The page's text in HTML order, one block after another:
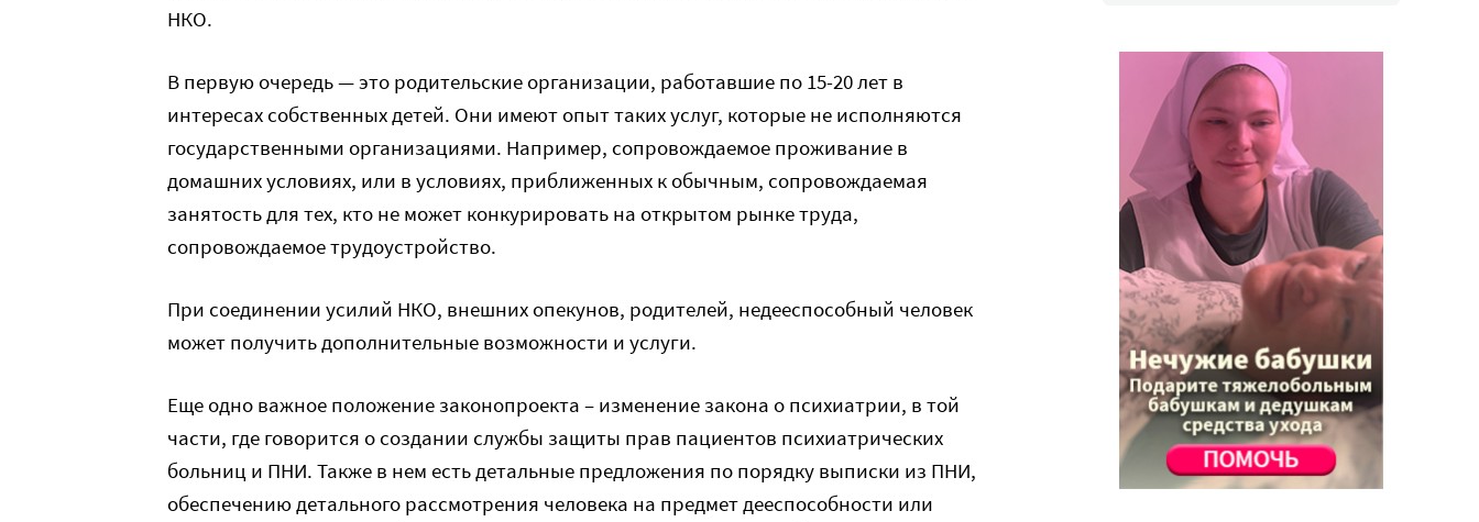
НКО.
В первую очередь — это родительские организации, работавшие по 15-20 лет в
интересах собственных детей. Они имеют опыт таких услуг, которые не исполняются
государственными организациями. Например, сопровождаемое проживание в
домашних условиях, или в условиях, приближенных к обычным, сопровождаемая
занятость для тех, кто не может конкурировать на открытом рынке труда,
сопровождаемое трудоустройство.
При соединении усилий НКО, внешних опекунов, родителей, недееспособный человек
может получить дополнительные возможности и услуги.
Еще одно важное положение законопроекта – изменение закона о психиатрии, в той
части, где говорится о создании службы защиты прав пациентов психиатрических
больниц и ПНИ. Также в нем есть детальные предложения по порядку выписки из ПНИ,
обеспечению детального рассмотрения человека на предмет дееспособности или